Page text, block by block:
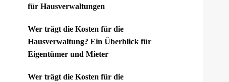
für Hausverwaltungen
Wer trägt die Kosten für die
Hausverwaltung? Ein Überblick für
Eigentümer und Mieter
Wer trägt die Kosten für die